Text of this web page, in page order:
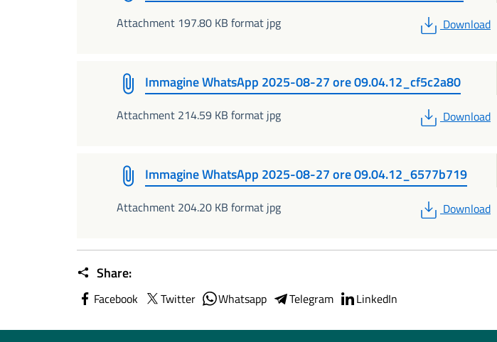
Attachment 197.80 KB format jpg PDF
Download
Immagine WhatsApp 2025-08-27 ore 09.04.12_cf5c2a80
Attachment 214.59 KB format jpg PDF
Download
Immagine WhatsApp 2025-08-27 ore 09.04.12_6577b719
Attachment 204.20 KB format jpg PDF
Download
Share:
Facebook Twitter Whatsapp Telegram LinkedIn